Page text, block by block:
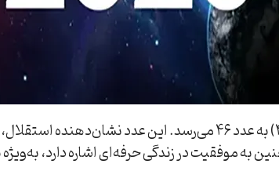
در اعدادشناسی، مجموع ارقام ساعت 23:23 (2+3+2+3=10 و
موفقیت در زندگی حرفه‌ای اشاره دارد، به‌ویژه